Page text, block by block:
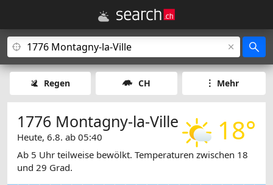
Regen CH Mehr
18°
1776 Montagny-la-Ville
Heute, 6.8. ab 05:40
Ab 5 Uhr teilweise bewölkt. Temperaturen zwischen 18
und 29 Grad.